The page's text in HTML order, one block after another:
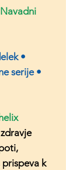
•
serije •
k